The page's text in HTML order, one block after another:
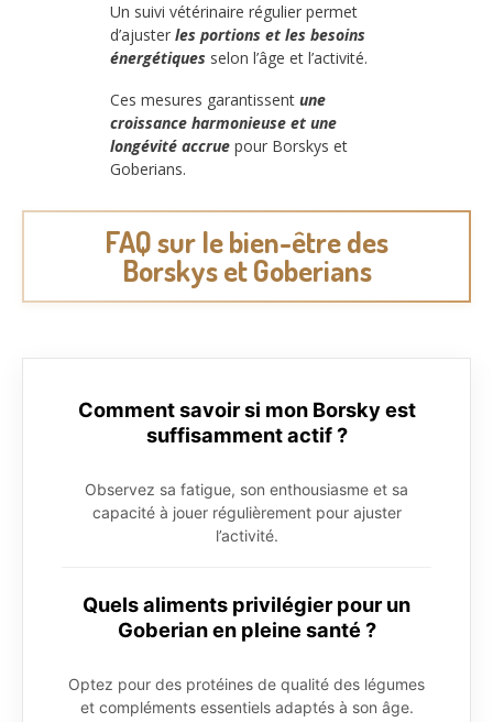
Un suivi vétérinaire régulier permet
d’ajuster les portions et les besoins
énergétiques selon l’âge et l’activité.
Ces mesures garantissent une
croissance harmonieuse et une
longévité accrue pour Borskys et
Goberians.
FAQ sur le bien-être des
Borskys et Goberians
Comment savoir si mon Borsky est
suffisamment actif ?
Observez sa fatigue, son enthousiasme et sa
capacité à jouer régulièrement pour ajuster
l’activité.
Quels aliments privilégier pour un
Goberian en pleine santé ?
Optez pour des protéines de qualité des légumes
et compléments essentiels adaptés à son âge.